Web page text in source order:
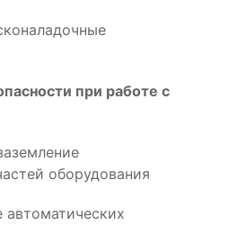
при работе с
оборудования
автоматических